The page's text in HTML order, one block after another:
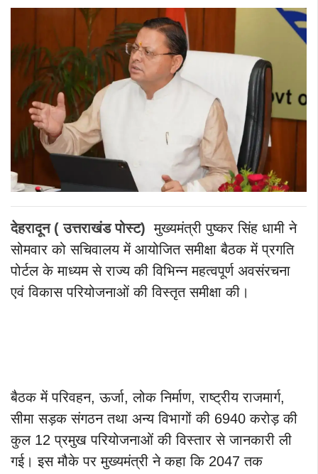
देहरादून ( उत्तराखंड पोस्ट) मुख्यमंत्री पुष्कर सिंह धामी ने
सोमवार को सचिवालय में आयोजित समीक्षा बैठक में प्रगति
पोर्टल के माध्यम से राज्य की विभिन्न महत्वपूर्ण अवसंरचना
एवं विकास परियोजनाओं की विस्तृत समीक्षा की।
बैठक में परिवहन, ऊर्जा, लोक निर्माण, राष्ट्रीय राजमार्ग,
सीमा सड़क संगठन तथा अन्य विभागों की 6940 करोड़ की
कुल 12 प्रमुख परियोजनाओं की विस्तार से जानकारी ली
गई। इस मौके पर मुख्यमंत्री ने कहा कि 2047 तक